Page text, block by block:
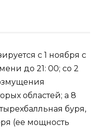
с 1 ноября с
до 21: 00; со 2
областей; а 8
буря,
(ее мощность